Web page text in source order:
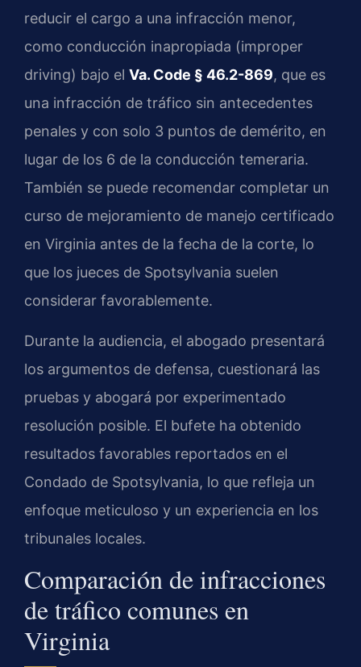
reducir el cargo a una infracción menor,
como conducción inapropiada (improper
driving) bajo el Va. Code § 46.2-869, que es
una infracción de tráfico sin antecedentes
penales y con solo 3 puntos de demérito, en
lugar de los 6 de la conducción temeraria.
También se puede recomendar completar un
curso de mejoramiento de manejo certificado
en Virginia antes de la fecha de la corte, lo
que los jueces de Spotsylvania suelen
considerar favorablemente.
Durante la audiencia, el abogado presentará
los argumentos de defensa, cuestionará las
pruebas y abogará por experimentado
resolución posible. El bufete ha obtenido
resultados favorables reportados en el
Condado de Spotsylvania, lo que refleja un
enfoque meticuloso y un experiencia en los
tribunales locales.
Comparación de infracciones
de tráfico comunes en
Virginia